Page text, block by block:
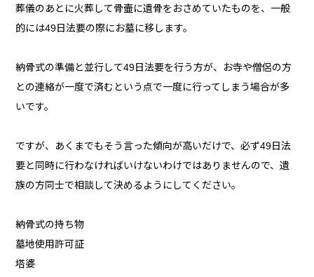
葬儀のあとに火葬して骨壷に遺骨をおさめていたものを、一般
的には49日法要の際にお墓に移します。
納骨式の準備と並行して49日法要を行う方が、お寺や僧侶の方
との連絡が一度で済むという点で一度に行ってしまう場合が多
いです。
ですが、あくまでもそう言った傾向が高いだけで、必ず49日法
要と同時に行わなければいけないわけではありませんので、遺
族の方同士で相談して決めるようにしてください。
納骨式の持ち物
墓地使用許可証
塔婆